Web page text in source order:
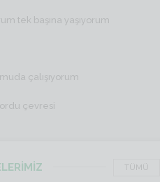
tek başına yaşıyorum
çalışıyorum
çevresi
TÜMÜ